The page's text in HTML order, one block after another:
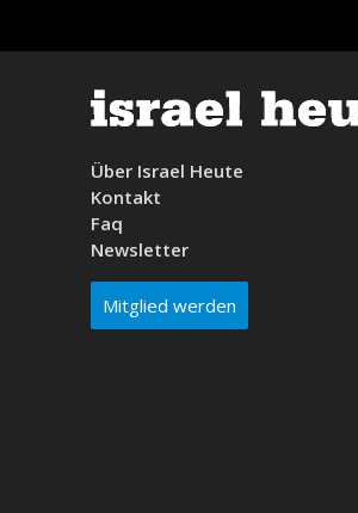
Über Israel Heute
Kontakt
Faq
Newsletter
Mitglied werden